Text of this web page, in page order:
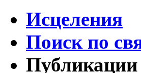
Исцеления
Поиск по
Публикации